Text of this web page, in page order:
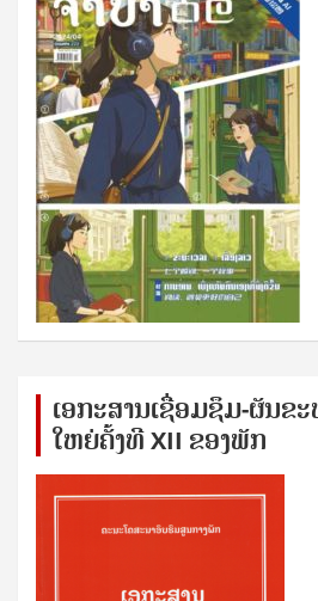
ເອກ​ະ​ສານ​ເຊ​ື່ອມ​ຊ​ຶມ-ຜັນ​ຂ
ໃຫຍ່​ຄັ້ງ​ທີ XII ຂອງ​ພັກ